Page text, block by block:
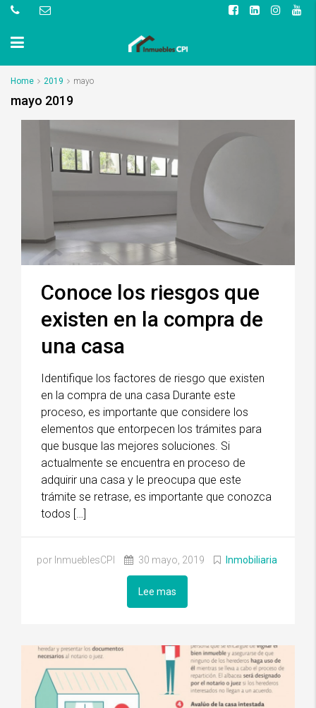
Home 2019 mayo
mayo 2019
Conoce los riesgos que
existen en la compra de
una casa
Identifique los factores de riesgo que existen
en la compra de una casa Durante este
proceso, es importante que considere los
elementos que entorpecen los trámites para
que busque las mejores soluciones. Si
actualmente se encuentra en proceso de
adquirir una casa y le preocupa que este
trámite se retrase, es importante que conozca
todos […]
por InmueblesCPI 30 mayo, 2019 Inmobiliaria
Lee mas